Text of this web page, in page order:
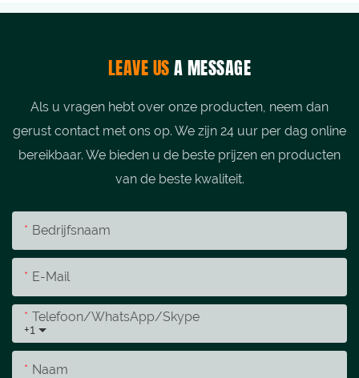
LEAVE USA MESSAGE
Als u vragen hebt over onze producten, neem dan
gerust contact met ons op. We zijn 24 uur per dag online
bereikbaar. We bieden u de beste prijzen en producten
van de beste kwaliteit.
Bedrijfsnaam
E-Mail
+1
Telefoon/WhatsApp/Skype
Naam